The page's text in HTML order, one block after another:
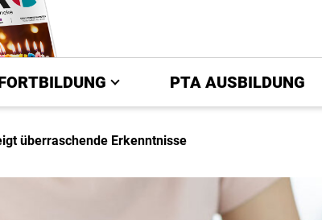
PTA AUSBILDUNG
überraschende Erkenntnisse